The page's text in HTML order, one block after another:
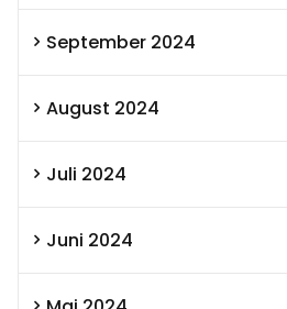
September 2024
August 2024
Juli 2024
Juni 2024